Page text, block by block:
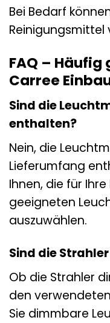
Bei Bedarf
Reinigungsmittel
FAQ –
Carree
Sind die
enthalten?
Nein, die
Lieferumfang
Ihnen, die für
geeigneten
auszuwählen.
Sind die
Ob die Strahler
den
Sie dimmbare